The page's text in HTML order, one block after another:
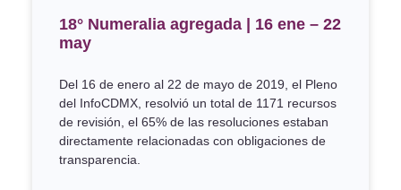
18° Numeralia agregada | 16 ene – 22
may
Del 16 de enero al 22 de mayo de 2019, el Pleno
del InfoCDMX, resolvió un total de 1171 recursos
de revisión, el 65% de las resoluciones estaban
directamente relacionadas con obligaciones de
transparencia.